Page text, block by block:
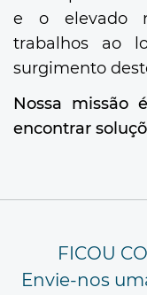
e o elevado
trabalhos ao
surgimento
Nossa missão
encontrar
FICOU
Envie-nos